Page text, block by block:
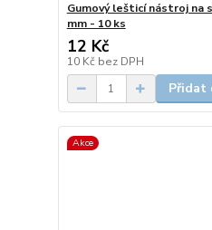
Gumový lešticí nástroj na
mm - 10 ks
12 Kč
10 Kč bez DPH
Přidat
Akce